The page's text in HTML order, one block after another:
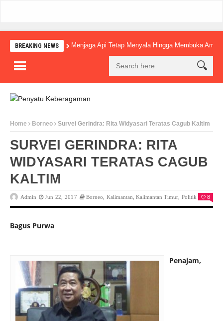
BREAKING NEWS Menjaga Api Tetap Menyala Hingga Membuka
Home Borneo Survei Gerindra: Rita Widyasari Teratas Cagub Kaltim
SURVEI GERINDRA: RITA
WIDYASARI TERATAS CAGUB
KALTIM
Admin Jun 22, 2017 Borneo Kalimantan ,Kalimantan Timur ,Politik 0
8
Bagus Purwa
Penajam,